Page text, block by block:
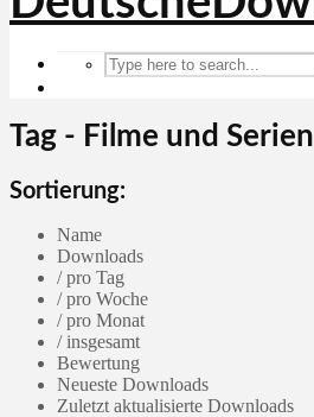
Tag - Filme und Serien
Sortierung:
Name
Downloads
/ pro Tag
/ pro Woche
/ pro Monat
/ insgesamt
Bewertung
Neueste Downloads
Zuletzt aktualisierte Downloads